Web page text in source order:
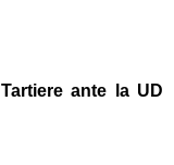
ante la UD